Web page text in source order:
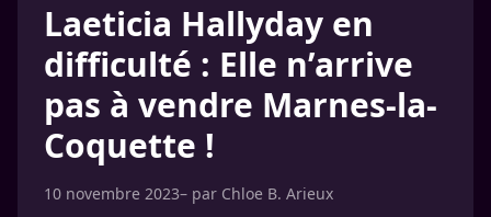
Laeticia Hallyday en
difficulté : Elle n’arrive
pas à vendre Marnes-la-
Coquette !
10 novembre 2023– par Chloe B. Arieux